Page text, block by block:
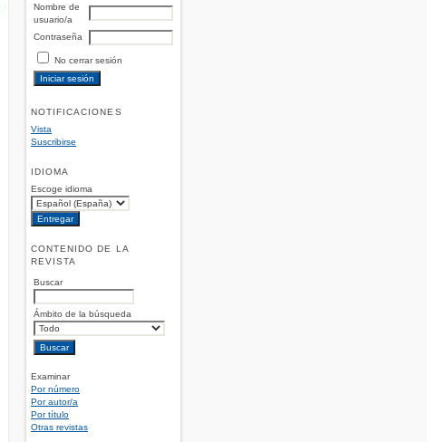
Nombre de
usuario/a
Contraseña
No cerrar sesión
NOTIFICACIONES
Vista
Suscribirse
IDIOMA
Escoge idioma
CONTENIDO DE LA
REVISTA
Buscar
Ámbito de la búsqueda
Examinar
Por número
Por autor/a
Por título
Otras revistas